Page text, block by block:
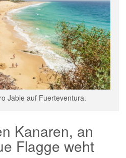
Jable auf Fuerteventura.
Kanaren, an
Flagge weht